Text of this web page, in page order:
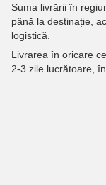
Suma livrării în
până la destinație,
logistică.
Livrarea în oricare
2-3 zile lucrătoare,